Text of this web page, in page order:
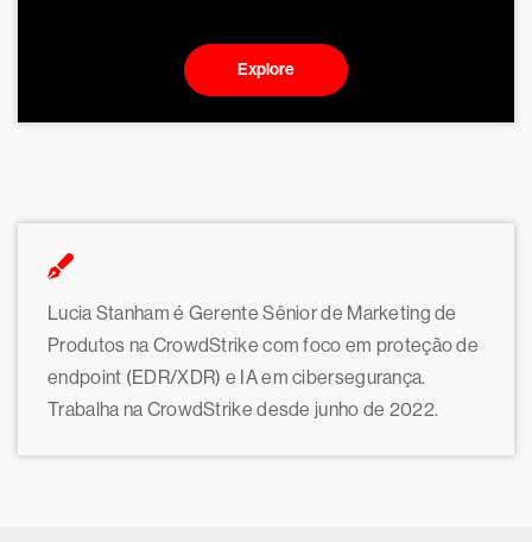
Explore
Lucia Stanham é Gerente Sênior de Marketing de
Produtos na CrowdStrike com foco em proteção de
endpoint (EDR/XDR) e IA em cibersegurança.
Trabalha na CrowdStrike desde junho de 2022.